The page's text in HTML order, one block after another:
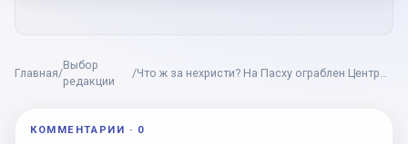
Главная/
Выбор
редакции
/Что ж за нехристи? На Пасху ограблен Центр
КОММЕНТАРИИ · 0